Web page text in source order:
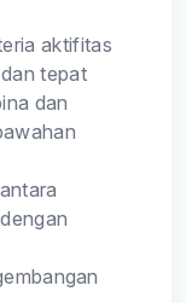
aktifitas
tepat
dan